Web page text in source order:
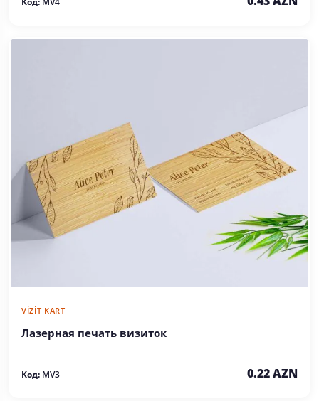
VIZIT KART
Лазерная печать визиток
Код: MV3 0.22 AZN